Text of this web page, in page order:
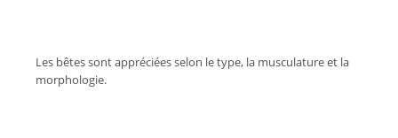
Les bêtes sont appréciées selon le type, la musculature et la
morphologie.